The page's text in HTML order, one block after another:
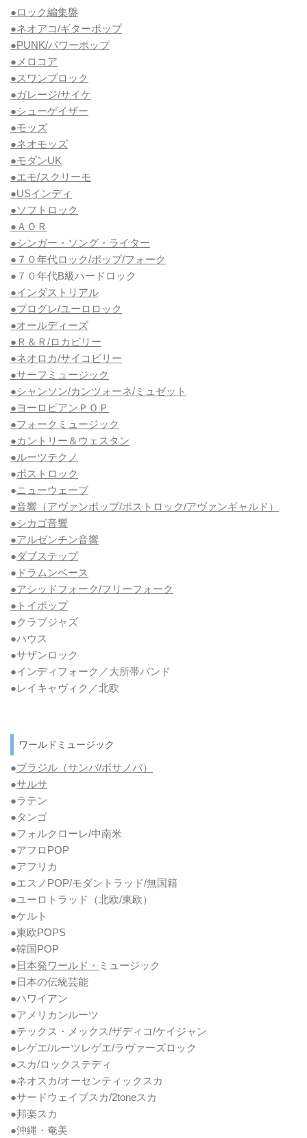
●ロック編集盤
●ネオアコ/ギターポップ
●PUNK/パワーポップ
●メロコア
●スワンプロック
●ガレージ/サイケ
●シューゲイザー
●モッズ
●ネオモッズ
●モダンUK
●エモ/スクリーモ
●USインディ
●ソフトロック
●ＡＯＲ
●シンガー・ソング・ライター
●７０年代ロック/ポップ/フォーク
●７０年代B級ハードロック
●インダストリアル
●プログレ/ユーロロック
●オールディーズ
●Ｒ＆Ｒ/ロカビリー
●ネオロカ/サイコビリー
●サーフミュージック
●シャンソン/カンツォーネ/ミュゼット
●ヨーロピアンＰＯＰ
●フォークミュージック
●カントリー＆ウェスタン
●ルーツテクノ
●ポストロック
●ニューウェーブ
●音響（アヴァンポップ/ポストロック/アヴァンギャルド）
●シカゴ音響
●アルゼンチン音響
●ダブステップ
● ドラムンベース
●アシッドフォーク/フリーフォーク
●トイポップ
●クラブジャズ
●ハウス
●サザンロック
●インディフォーク／大所帯バンド
●レイキャヴィク／北欧
ワールドミュージック
●ブラジル（サンバ/ボサノバ）
●サルサ
●ラテン
●タンゴ
●フォルクローレ/中南米
●アフロPOP
●アフリカ
●エスノPOP/モダントラッド/無国籍
●ユーロトラッド（北欧/東欧）
●ケルト
●東欧POPS
●韓国POP
●日本発ワールド・ ミュージック
●日本の伝統芸能
●ハワイアン
●アメリカンルーツ
●テックス・メックス/ザディコ/ケイジャン
●レゲエ/ルーツレゲエ/ラヴァーズロック
●スカ/ロックステディ
●ネオスカ/オーセンティックスカ
●サードウェイブスカ/2toneスカ
●邦楽スカ
●沖縄・奄美